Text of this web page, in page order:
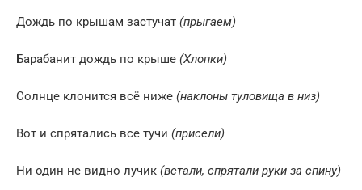
Дождь по крышам застучат (прыгаем)
Барабанит дождь по крыше (Хлопки)
Солнце клонится всё ниже (наклоны туловища в низ)
Вот и спрятались все тучи (присели)
Ни один не видно лучик (встали, спрятали руки за спину)